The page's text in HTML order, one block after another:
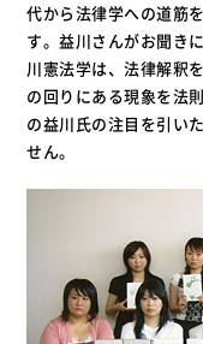
代から法律学への道筋
す。益川さんがお聞き
川憲法学は、法律解釈
の回りにある現象を法
の益川氏の注目を引い
せん。